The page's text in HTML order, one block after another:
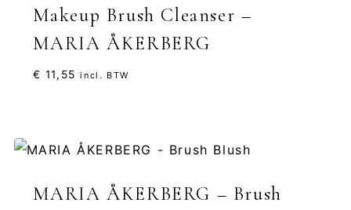
Makeup Brush Cleanser –
MARIA ÅKERBERG
€ 11,55 incl. BTW
MARIA ÅKERBERG – Brush